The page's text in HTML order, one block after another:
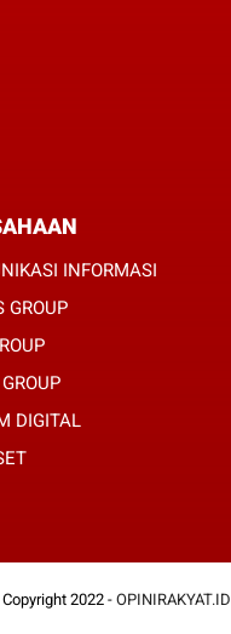
INFORMASI
GROUP
DIGITAL
2022 -OPINIRAKYAT.ID